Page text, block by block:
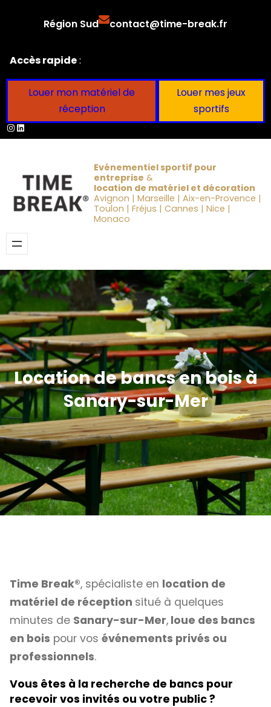
Région Sud contact@time-break.fr
Accès rapide:
Louer mon matériel de
réception
Louer mes jeux
sportifs
Instagram
LinkedIn
Evénementiel sportif pour
entreprise &
location de matériel et décoration
Avignon | Marseille | Aix-en-Provence |
Toulon | Fréjus | Cannes | Nice |
Monaco
Location de bancs en bois à
Sanary-sur-Mer
Time Break®, spécialiste en location de
matériel de réception situé à quelques
minutes de Sanary-sur-Mer, loue des bancs
en bois pour vos événements privés ou
professionnels.
Vous êtes à la recherche de bancs pour
recevoir vos invités ou votre public ?